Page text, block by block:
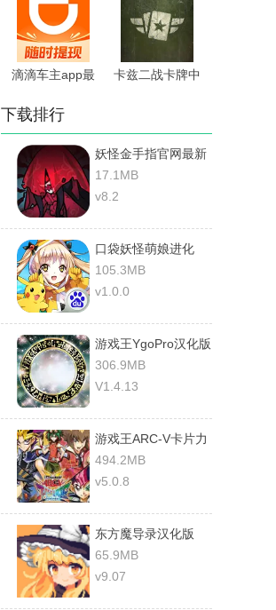
滴滴车主app最
卡兹二战卡牌中
下载排行
妖怪金手指官网最新
版
17.1MB
v8.2
口袋妖怪萌娘进化
105.3MB
v1.0.0
游戏王YgoPro汉化版
306.9MB
V1.4.13
游戏王ARC-V卡片力
量SP手机版
494.2MB
v5.0.8
东方魔导录汉化版
65.9MB
v9.07